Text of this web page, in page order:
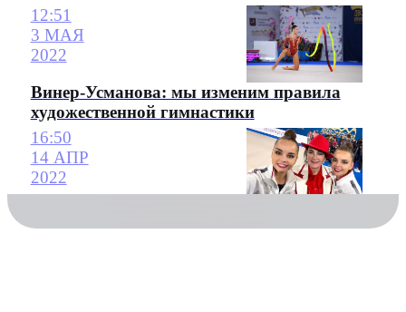
12:51
3 МАЯ
2022
Винер-Усманова: мы изменим правила
художественной гимнастики
16:50
14 АПР
2022